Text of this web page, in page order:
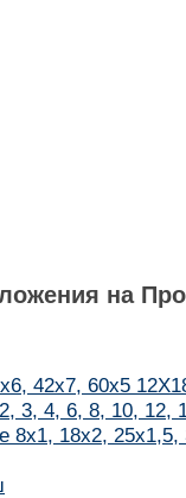
на
42х7, 60х5
3, 4, 6, 8, 10, 12,
18х2, 25х1,5,